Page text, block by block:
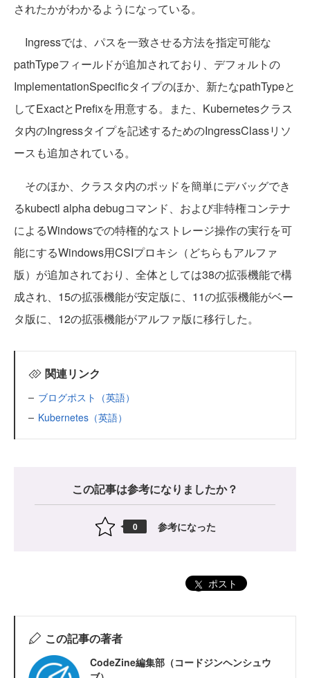
されたかがわかるようになっている。
Ingressでは、パスを一致させる方法を指定可能な
pathTypeフィールドが追加されており、デフォルトの
ImplementationSpecificタイプのほか、新たなpathTypeと
してExactとPrefixを用意する。また、Kubernetesクラス
タ内のIngressタイプを記述するためのIngressClassリソ
ースも追加されている。
そのほか、クラスタ内のポッドを簡単にデバッグでき
るkubectl alpha debugコマンド、および非特権コンテナ
によるWindowsでの特権的なストレージ操作の実行を可
能にするWindows用CSIプロキシ（どちらもアルファ
版）が追加されており、全体としては38の拡張機能で構
成され、15の拡張機能が安定版に、11の拡張機能がベー
タ版に、12の拡張機能がアルファ版に移行した。
関連リンク
ブログポスト（英語）
Kubernetes（英語）
この記事は参考になりましたか？
0 参考になった
ポスト
この記事の著者
CodeZine編集部（コードジンヘンシュウ